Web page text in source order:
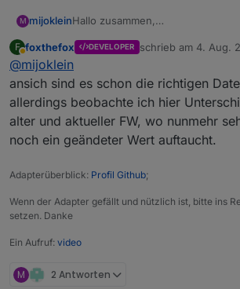
M mijokleinHallo zusammen,
überwachen und Lüfter zur
Leider scheint es so, als würden
iobroker nicht aktualisiert. Hier die
betrachte :
ata.InverterHeartbeat.llcTemp
ata.InverterHeartbeat.invTemp
Habt Ihr das gleiche Problem?
Felder? Danke für Eure Hilfe.
@Homoran, der einem Rookie
entscheidenden Hinweis gab 😉
Grüße
Michael
F
Abwesend
foxthefox DEVELOPER schrieb am 4. Aug.
zuletzt editiert von
@mijoklein
ansich sind es schon die richtigen
allerdings beobachte ich hier
alter und aktueller FW, wo nunmehr
noch ein geändeter Wert auftaucht.
Adapterüberblick: Profil Github;
Wenn der Adapter gefällt und nützlich ist, bitte ins
setzen. Danke
Ein Aufruf: video
M 2 Antworten